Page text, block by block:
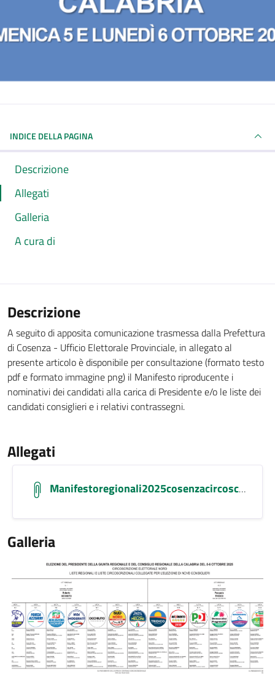
INDICE DELLA PAGINA
Descrizione
Allegati
Galleria
A cura di
Descrizione
A seguito di apposita comunicazione trasmessa dalla Prefettura
di Cosenza - Ufficio Elettorale Provinciale, in allegato al
presente articolo è disponibile per consultazione (formato testo
pdf e formato immagine png) il Manifesto riproducente i
nominativi dei candidati alla carica di Presidente e/o le liste dei
candidati consiglieri e i relativi contrassegni.
Allegati
Manifestoregionali2025cosenzacircoscrizionenordpdfdefinitivo Compressed
Galleria